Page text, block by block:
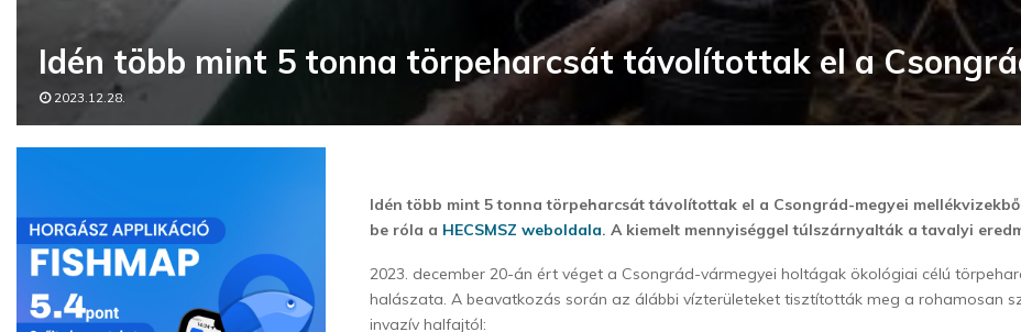
Idén több mint 5 tonna törpeharcsát távolítottak el a
2023.12.28.
Idén több mint 5 tonna törpeharcsát távolítottak el a Csongrád-megyei
be róla a HECSMSZ weboldala. A kiemelt mennyiséggel túlszárnyalták a tavalyi
2023. december 20-án ért véget a Csongrád-vármegyei holtágak ökológiai célú
halászata. A beavatkozás során az álábbi vízterületeket tisztították meg a rohamosan
invazív halfajtól: